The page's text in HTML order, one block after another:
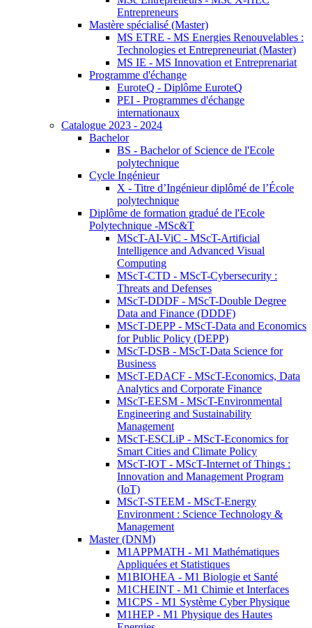
Entrepreneurs
Mastère spécialisé (Master)
MS ETRE - MS Energies Renouvelables :
Technologies et Entrepreneuriat (Master)
MS IE - MS Innovation et Entreprenariat
Programme d'échange
EuroteQ - Diplôme EuroteQ
PEI - Programmes d'échange
internationaux
Catalogue 2023 - 2024
Bachelor
BS - Bachelor of Science de l'Ecole
polytechnique
Cycle Ingénieur
X - Titre d’Ingénieur diplômé de l’École
polytechnique
Diplôme de formation gradué de l'Ecole
Polytechnique -MSc&T
MScT-AI-ViC - MScT-Artificial
Intelligence and Advanced Visual
Computing
MScT-CTD - MScT-Cybersecurity :
Threats and Defenses
MScT-DDDF - MScT-Double Degree
Data and Finance (DDDF)
MScT-DEPP - MScT-Data and Economics
for Public Policy (DEPP)
MScT-DSB - MScT-Data Science for
Business
MScT-EDACF - MScT-Economics, Data
Analytics and Corporate Finance
MScT-EESM - MScT-Environmental
Engineering and Sustainability
Management
MScT-ESCLiP - MScT-Economics for
Smart Cities and Climate Policy
MScT-IOT - MScT-Internet of Things :
Innovation and Management Program
(IoT)
MScT-STEEM - MScT-Energy
Environment : Science Technology &
Management
Master (DNM)
M1APPMATH - M1 Mathématiques
Appliquées et Statistiques
M1BIOHEA - M1 Biologie et Santé
M1CHEINT - M1 Chimie et Interfaces
M1CPS - M1 Système Cyber Physique
M1HEP - M1 Physique des Hautes